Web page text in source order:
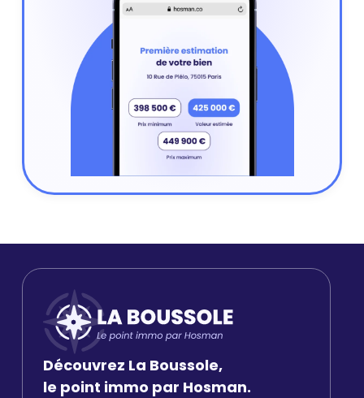
Découvrez La Boussole,
le point immo par Hosman.